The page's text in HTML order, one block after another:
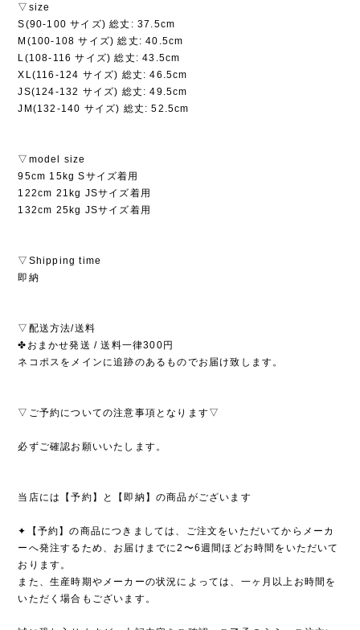
▽size
S(90-100 サイズ) 総丈: 37.5cm
M(100-108 サイズ) 総丈: 40.5cm
L(108-116 サイズ) 総丈: 43.5cm
XL(116-124 サイズ) 総丈: 46.5cm
JS(124-132 サイズ) 総丈: 49.5cm
JM(132-140 サイズ) 総丈: 52.5cm
▽model size
95cm 15kg Sサイズ着用
122cm 21kg JSサイズ着用
132cm 25kg JSサイズ着用
▽Shipping time
即納
▽配送方法/送料
✤おまかせ発送 / 送料一律300円
ネコポスをメインに追跡のあるものでお届け致します。
▽ご予約についての注意事項となります▽
必ずご確認お願いいたします。
当店には【予約】と【即納】の商品がございます
✦【予約】の商品につきましては、ご注文をいただいてからメーカ
ーへ発注するため、お届けまでに2〜6週間ほどお時間をいただいて
おります。
また、生産時期やメーカーの状況によっては、一ヶ月以上お時間を
いただく場合もございます。